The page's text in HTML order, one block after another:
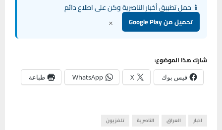
📱 حمل تطبيق أخبار الناصرية وكن على اطلاع دائم
تحميل من Google Play ×
شارك هذا الموضوع:
فيس بوك X
WhatsApp طباعة
اخبار العراق الناصرية تلفزيون